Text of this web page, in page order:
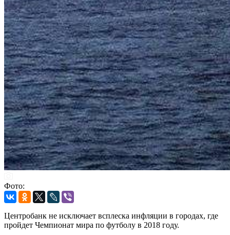
Фото:
Центробанк не исключает всплеска инфляции в городах, где
пройдет Чемпионат мира по футболу в 2018 году.